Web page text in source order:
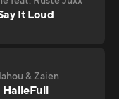
It Loud
& Zaien
HalleFull